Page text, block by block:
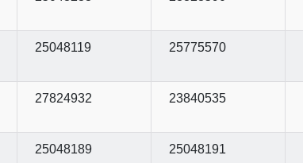
25048119 25775570
27824932 23840535
25048189 25048191